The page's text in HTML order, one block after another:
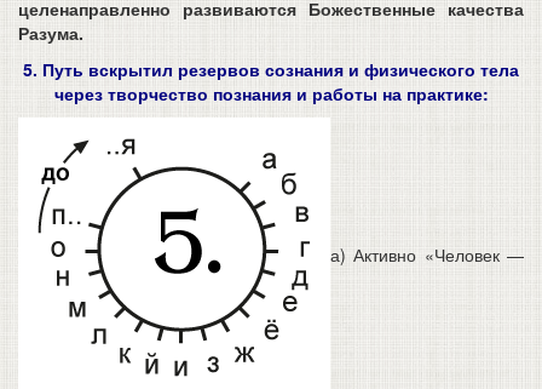
целенаправленно развиваются Божественные качества
Разума.
5. Путь вскрытил резервов сознания и физического тела
через творчество познания и работы на практике:
а) Активно «Человек —